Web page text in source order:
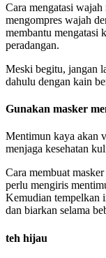
Cara mengatasi wajah
mengompres wajah
membantu mengatasi
peradangan.
Meski begitu, jangan
dahulu dengan kain
Gunakan masker
Mentimun kaya akan
menjaga kesehatan
Cara membuat
perlu mengiris
Kemudian tempelkan
dan biarkan selama
teh hijau